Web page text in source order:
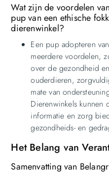
Wat zijn de voordelen
pup van een ethische
dierenwinkel?
Een pup adopteren
meerdere voordelen,
over de gezondheid
ouderdieren,
mate van
Dierenwinkels kunnen
informatie en zorg
gezondheids- en
Het Belang van
Samenvatting van